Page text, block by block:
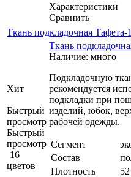
Характеристики
Сравнить
Ткань подкладочная Тафета-
Хит
Быстрый
просмотр
Быстрый
просмотр
16
цветов
Ткань
Наличие: много
Подкладочную
рекомендуется
подкладки при
изделий, юбок,
рабочей одежды.
Сегмент
Состав
Плотность